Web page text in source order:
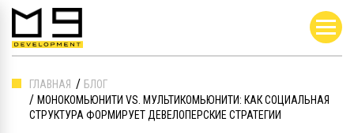
ГЛАВНАЯ
БЛОГ
МОНОКОМЬЮНИТИ VS. МУЛЬТИКОМЬЮНИТИ: КАК СОЦИАЛЬНАЯ
СТРУКТУРА ФОРМИРУЕТ ДЕВЕЛОПЕРСКИЕ СТРАТЕГИИ